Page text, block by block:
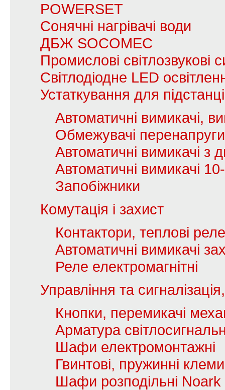
POWERSET
Сонячні нагрівачі води
ДБЖ SOCOMEC
Промислові світлозвукові
Світлодіодне LED
Устаткування для
Автоматичні вимикачі,
Обмежувачі перенапруги
Автоматичні вимикачі з
Автоматичні вимикачі
Запобіжники
Комутація і захист
Контактори, теплові реле
Автоматичні вимикачі
Реле електромагнітні
Управління та
Кнопки, перемикачі
Арматура
Шафи електромонтажні
Гвинтові, пружинні
Шафи розподільні Noark